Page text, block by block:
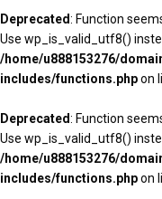
Deprecated: Function
Use wp_is_valid_utf8()
/home/u888153276/
includes/functions.phpon
Deprecated: Function
Use wp_is_valid_utf8()
/home/u888153276/
includes/functions.phpon